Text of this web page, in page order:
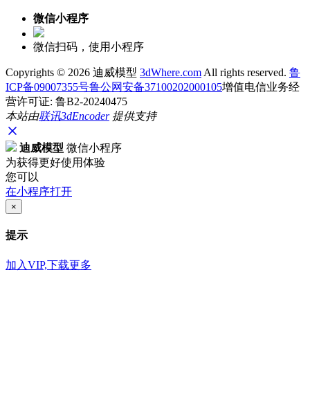
微信小程序
微信扫码，使用小程序
Copyrights © 2026 迪威模型 3dWhere.com All rights reserved. 鲁
ICP备09007355号鲁公网安备37100202000105增值电信业务经
营许可证: 鲁B2-20240475
本站由联讯3dEncoder提供支持
迪威模型 微信小程序
为获得更好使用体验
您可以
在小程序打开
×
提示
加入VIP,下载更多